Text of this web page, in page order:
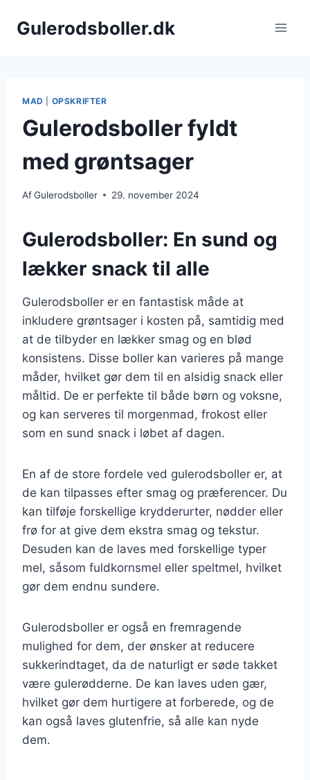
Gulerodsboller.dk
MAD OPSKRIFTER
Gulerodsboller fyldt
med grøntsager
AfGulerodsboller 29. november 2024
Gulerodsboller: En sund og
lækker snack til alle
Gulerodsboller er en fantastisk måde at
inkludere grøntsager i kosten på, samtidig med
at de tilbyder en lækker smag og en blød
konsistens. Disse boller kan varieres på mange
måder, hvilket gør dem til en alsidig snack eller
måltid. De er perfekte til både børn og voksne,
og kan serveres til morgenmad, frokost eller
som en sund snack i løbet af dagen.
En af de store fordele ved gulerodsboller er, at
de kan tilpasses efter smag og præferencer. Du
kan tilføje forskellige krydderurter, nødder eller
frø for at give dem ekstra smag og tekstur.
Desuden kan de laves med forskellige typer
mel, såsom fuldkornsmel eller speltmel, hvilket
gør dem endnu sundere.
Gulerodsboller er også en fremragende
mulighed for dem, der ønsker at reducere
sukkerindtaget, da de naturligt er søde takket
være gulerødderne. De kan laves uden gær,
hvilket gør dem hurtigere at forberede, og de
kan også laves glutenfrie, så alle kan nyde
dem.